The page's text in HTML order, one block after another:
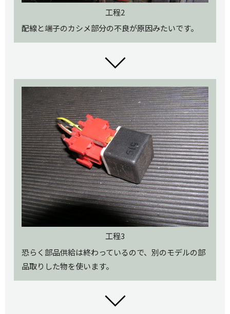
工程2
配線と端子のカシメ部分の不良が原因みたいです。
工程3
恐らく部品供給は終わっているので、別のモデルの部
品取りした物を使います。